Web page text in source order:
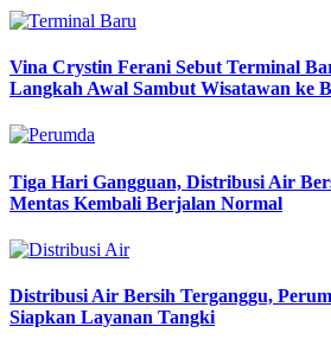
Vina Crystin Ferani Sebut Terminal
Langkah Awal Sambut Wisatawan ke
Tiga Hari Gangguan, Distribusi Air
Mentas Kembali Berjalan Normal
Distribusi Air Bersih Terganggu,
Siapkan Layanan Tangki